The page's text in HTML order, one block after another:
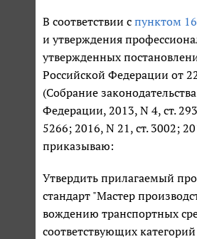
В соответствии с пунктом 16
и утверждения
утвержденных
Российской Федерации от
(Собрание
Федерации, 2013, N 4, ст.
5266; 2016, N 21, ст. 3002;
приказываю:
Утвердить прилагаемый
стандарт "Мастер
вождению транспортных
соответствующих